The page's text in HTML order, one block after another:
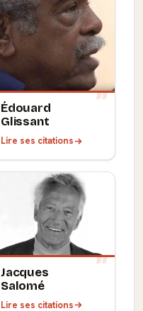
Édouard
Glissant
Lire ses citations
Jacques
Salomé
Lire ses citations